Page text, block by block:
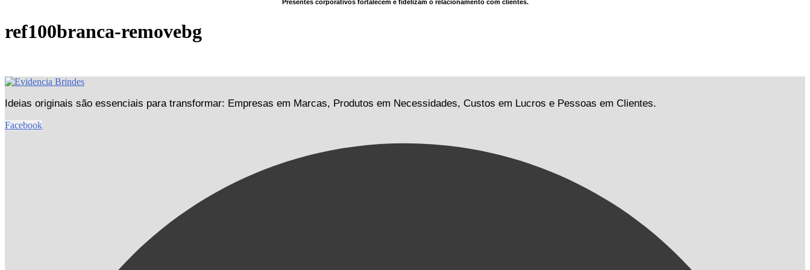
Presentes corporativos fortalecem e fidelizam o relacionamento com clientes.
ref100branca-removebg
Ideias originais são essenciais para transformar: Empresas em Marcas, Produtos em Necessidades, Custos em Lucros e Pessoas em Clientes.
Facebook